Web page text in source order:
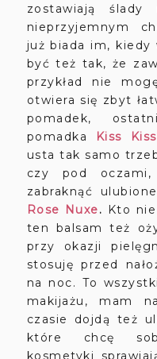
zostawiają
nieprzyjemnym
już biada im, kiedy
być też tak, że
przykład nie
otwiera się zbyt
pomadek,
pomadka
Kiss
usta tak samo
czy pod
zabraknąć
Rose Nuxe. Kto
ten balsam też
przy okazji
stosuję przed
na noc. To
makijażu, mam
czasie dojdą też
które chcę
kosmetyki